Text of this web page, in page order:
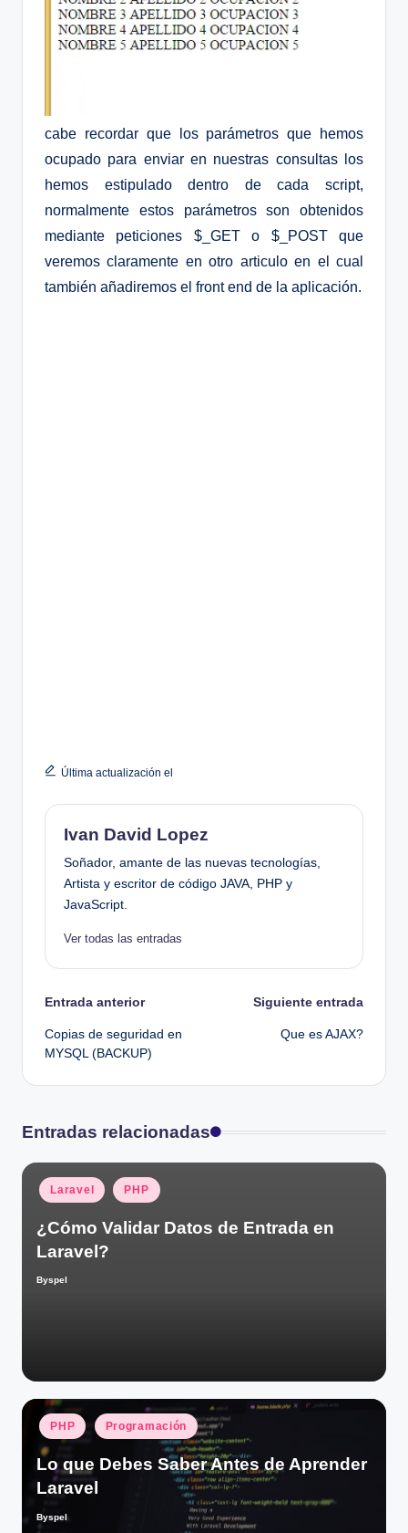
cabe recordar que los parámetros que hemos
ocupado para enviar en nuestras consultas los
hemos estipulado dentro de cada script,
normalmente estos parámetros son obtenidos
mediante peticiones $_GET o $_POST que
veremos claramente en otro articulo en el cual
también añadiremos el front end de la aplicación.
Última actualización el
Ivan David Lopez
Soñador, amante de las nuevas tecnologías,
Artista y escritor de código JAVA, PHP y
JavaScript.
Ver todas las entradas
Navegación
de
entradas
Entrada anterior
Copias de seguridad en
MYSQL (BACKUP)
Siguiente entrada
Que es AJAX?
Entradas relacionadas
Publicado
en
Laravel PHP
¿Cómo Validar Datos de Entrada en
Laravel?
Publicado
Byspel
Publicado
en
PHP Programación
Lo que Debes Saber Antes de Aprender
Laravel
Publicado
Byspel